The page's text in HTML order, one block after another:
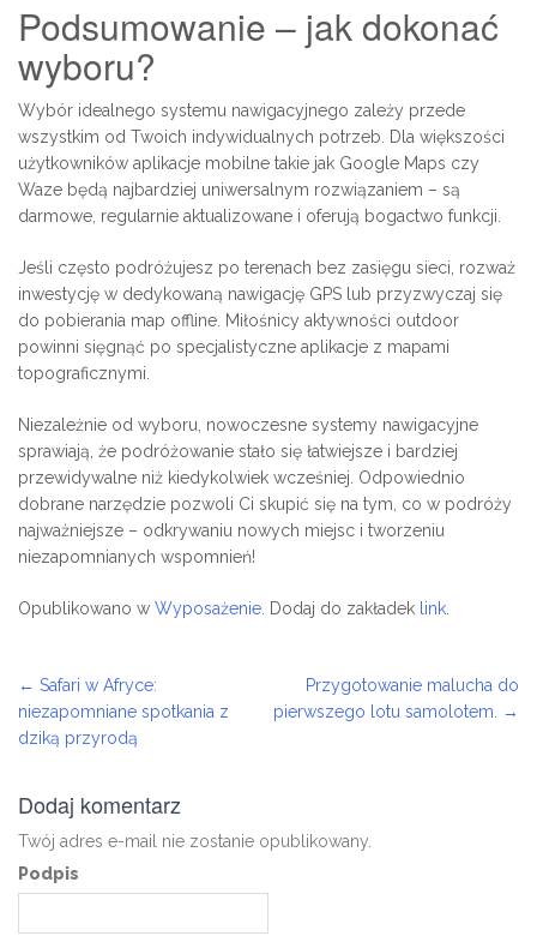
Podsumowanie – jak dokonać
wyboru?
Wybór idealnego systemu nawigacyjnego zależy przede
wszystkim od Twoich indywidualnych potrzeb. Dla większości
użytkowników aplikacje mobilne takie jak Google Maps czy
Waze będą najbardziej uniwersalnym rozwiązaniem – są
darmowe, regularnie aktualizowane i oferują bogactwo funkcji.
Jeśli często podróżujesz po terenach bez zasięgu sieci, rozważ
inwestycję w dedykowaną nawigację GPS lub przyzwyczaj się
do pobierania map offline. Miłośnicy aktywności outdoor
powinni sięgnąć po specjalistyczne aplikacje z mapami
topograficznymi.
Niezależnie od wyboru, nowoczesne systemy nawigacyjne
sprawiają, że podróżowanie stało się łatwiejsze i bardziej
przewidywalne niż kiedykolwiek wcześniej. Odpowiednio
dobrane narzędzie pozwoli Ci skupić się na tym, co w podróży
najważniejsze – odkrywaniu nowych miejsc i tworzeniu
niezapomnianych wspomnień!
Opublikowano w Wyposażenie. Dodaj do zakładek link.
Post navigation
← Safari w Afryce:
niezapomniane spotkania z
dziką przyrodą
Przygotowanie malucha do
pierwszego lotu samolotem. →
Dodaj komentarz
Twój adres e-mail nie zostanie opublikowany.
Podpis